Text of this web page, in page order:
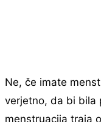
Ne, če imate
verjetno, da bi bila
menstruacija traja